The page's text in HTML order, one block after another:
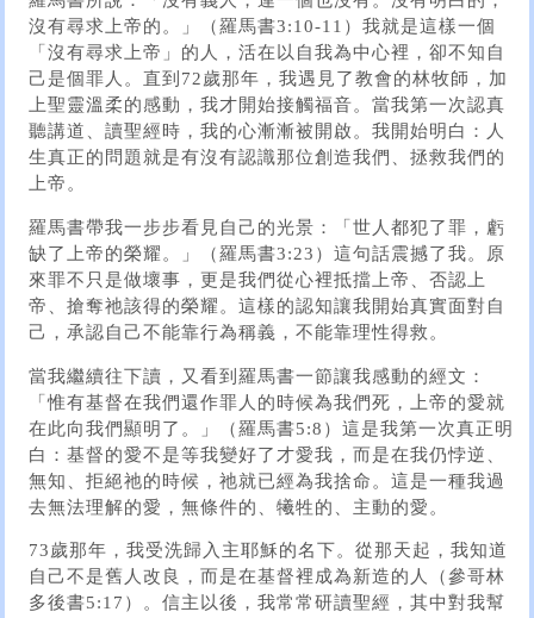
沒有尋求上帝的。」（羅馬書3:10-11）我就是這樣一個
「沒有尋求上帝」的人，活在以自我為中心裡，卻不知自
己是個罪人。直到72歲那年，我遇見了教會的林牧師，加
上聖靈溫柔的感動，我才開始接觸福音。當我第一次認真
聽講道、讀聖經時，我的心漸漸被開啟。我開始明白：人
生真正的問題就是有沒有認識那位創造我們、拯救我們的
上帝。
羅馬書帶我一步步看見自己的光景：「世人都犯了罪，虧
缺了上帝的榮耀。」（羅馬書3:23）這句話震撼了我。原
來罪不只是做壞事，更是我們從心裡抵擋上帝、否認上
帝、搶奪祂該得的榮耀。這樣的認知讓我開始真實面對自
己，承認自己不能靠行為稱義，不能靠理性得救。
當我繼續往下讀，又看到羅馬書一節讓我感動的經文：
「惟有基督在我們還作罪人的時候為我們死，上帝的愛就
在此向我們顯明了。」（羅馬書5:8）這是我第一次真正明
白：基督的愛不是等我變好了才愛我，而是在我仍悖逆、
無知、拒絕祂的時候，祂就已經為我捨命。這是一種我過
去無法理解的愛，無條件的、犧牲的、主動的愛。
73歲那年，我受洗歸入主耶穌的名下。從那天起，我知道
自己不是舊人改良，而是在基督裡成為新造的人（參哥林
多後書5:17）。信主以後，我常常研讀聖經，其中對我幫